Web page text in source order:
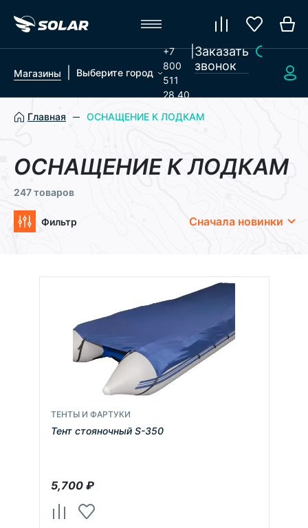
Магазины Выберите город
+7
800
511
28 40
|Заказать
звонок
Главная ОСНАЩЕНИЕ К ЛОДКАМ
ОСНАЩЕНИЕ К ЛОДКАМ
247 товаров
Фильтр Сначала новинки
ТЕНТЫ И ФАРТУКИ
Тент стояночный S-350
5,700₽